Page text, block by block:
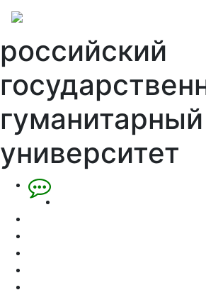
российский
гуманитарный
университет